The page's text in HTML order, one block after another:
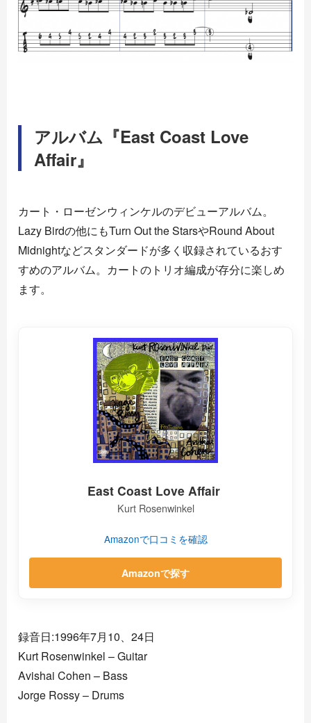
アルバム『East Coast Love
Affair』
カート・ローゼンウィンケルのデビューアルバム。
Lazy Birdの他にもTurn Out the StarsやRound About
Midnightなどスタンダードが多く収録されているおす
すめのアルバム。カートのトリオ編成が存分に楽しめ
ます。
East Coast Love Affair
Kurt Rosenwinkel
Amazonで口コミを確認
Amazonで探す
録音日:1996年7月10、24日
Kurt Rosenwinkel – Guitar
Avishai Cohen – Bass
Jorge Rossy – Drums